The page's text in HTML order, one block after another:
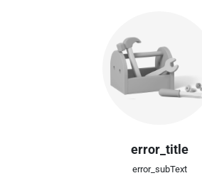
error_title
error_subText